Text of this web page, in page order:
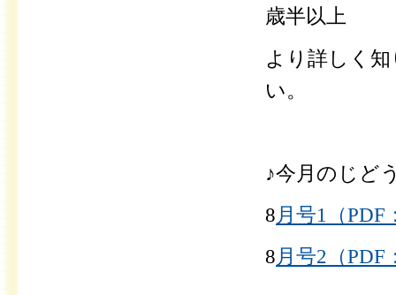
歳半以上
より詳しく
い。
♪今月のじど
8 月号1（PDF
8 月号2（PDF